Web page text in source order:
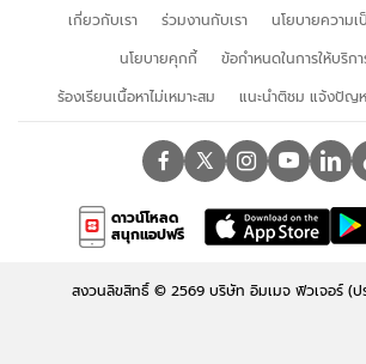
สงวนลิขสิทธิ์ © 2569บริษัท อิมเมจ ฟิวเจอร์ (ป
ดาวน์โหลด
สนุกแอปฟรี
เกี่ยวกับเรา ร่วมงานกับเรา
นโยบายความ
นโยบายคุกกี้
ข้อกําหนดในการให้บริกา
ร้องเรียนเนื้อหาไม่เหมาะสม
แนะนำติชม แจ้งปัญห